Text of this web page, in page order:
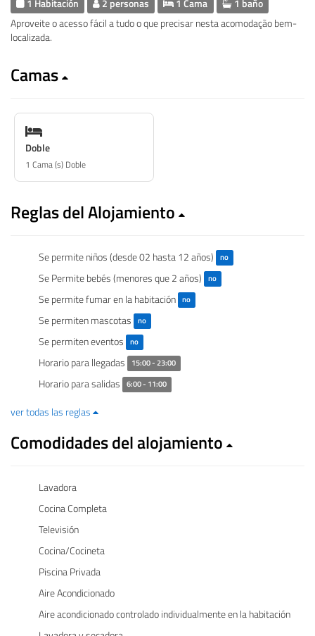
1 Habitación 2 personas 1 Cama 1 baño
Aproveite o acesso fácil a tudo o que precisar nesta acomodação bem-
localizada.
Camas
Doble
1 Cama (s) Doble
Reglas del Alojamiento
Se permite niños (desde 02 hasta 12 años) no
Se Permite bebés (menores que 2 años) no
Se permite fumar en la habitación no
Se permiten mascotas no
Se permiten eventos no
Horario para llegadas 15:00 - 23:00
Horario para salidas 6:00 - 11:00
ver todas las reglas
Comodidades del alojamiento
Lavadora
Cocina Completa
Televisión
Cocina/Cocineta
Piscina Privada
Aire Acondicionado
Aire acondicionado controlado individualmente en la habitación